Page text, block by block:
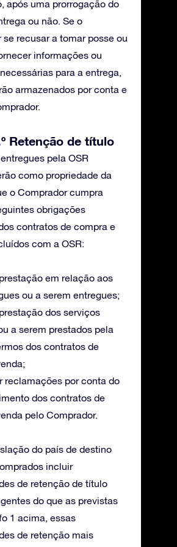
após uma prorrogação do
ou não. Se o
se recusar a tomar posse ou
informações ou
para a entrega,
armazenados por conta e
Retenção de título
pela OSR
como propriedade da
o Comprador cumpra
obrigações
contratos de compra e
com a OSR:
em relação aos
ou a serem entregues;
dos serviços
a serem prestados pela
dos contratos de
reclamações por conta do
dos contratos de
pelo Comprador.
do país de destino
incluir
de retenção de título
do que as previstas
1 acima, essas
de retenção mais